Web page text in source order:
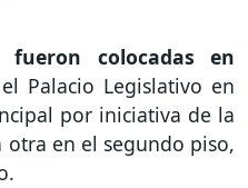
fueron colocadas en
Palacio Legislativo en
por iniciativa de la
otra en el segundo piso,